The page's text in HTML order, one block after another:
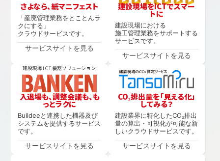
さよなら、紙マニフェスト
「産廃管理業務をとことんラ
クにする」
クラウドサービスです。
サービスサイトを見る
建設現場をICTでスマー
トに
建設現場における
施工管理業務をサポートする
サービスです。
サービスサイトを見る
入退場も、調整会議も、も
っとラクに
Buildeeと連携した機器及び
システムを提供するサービス
です。
サービスサイトを見る
CO₂排出量を「見える化」
してみる？
建設業界に特化したCO₂排出
量の算出・可視化が可能な新
しいクラウドサービスです。
サービスサイトを見る